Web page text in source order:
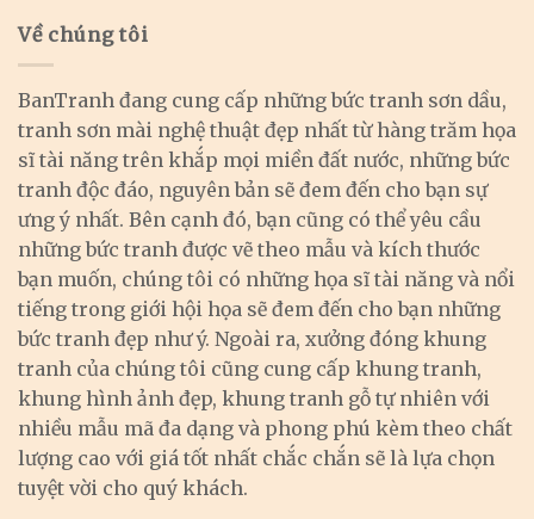
Về chúng tôi
BanTranh đang cung cấp những bức tranh sơn dầu,
tranh sơn mài nghệ thuật đẹp nhất từ hàng trăm họa
sĩ tài năng trên khắp mọi miền đất nước, những bức
tranh độc đáo, nguyên bản sẽ đem đến cho bạn sự
ưng ý nhất. Bên cạnh đó, bạn cũng có thể yêu cầu
những bức tranh được vẽ theo mẫu và kích thước
bạn muốn, chúng tôi có những họa sĩ tài năng và nổi
tiếng trong giới hội họa sẽ đem đến cho bạn những
bức tranh đẹp như ý. Ngoài ra, xưởng đóng khung
tranh của chúng tôi cũng cung cấp khung tranh,
khung hình ảnh đẹp, khung tranh gỗ tự nhiên với
nhiều mẫu mã đa dạng và phong phú kèm theo chất
lượng cao với giá tốt nhất chắc chắn sẽ là lựa chọn
tuyệt vời cho quý khách.